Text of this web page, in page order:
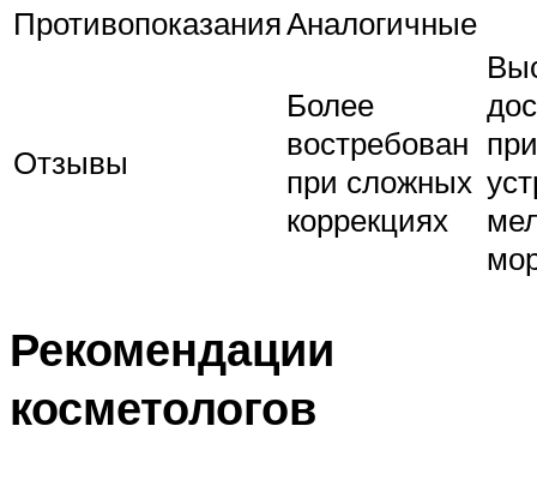
ПротивопоказанияАналогичные
Отзывы
Более
востребован
при сложных
коррекциях
при
Рекомендации
косметологов